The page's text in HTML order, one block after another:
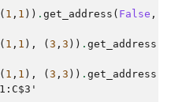
1 , 1 )) . get_address ( False ,
1 , 1 ), ( 3 , 3 )) . get_address
1 , 1 ), ( 3 , 3 )) . get_address